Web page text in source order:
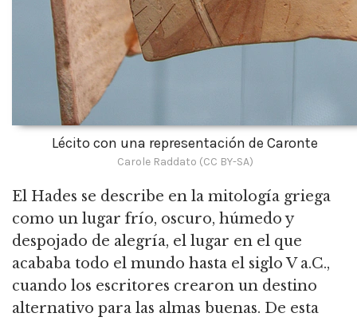
Lécito con una representación de Caronte
Carole Raddato (CC BY-SA)
El Hades se describe en la mitología griega
como un lugar frío, oscuro, húmedo y
despojado de alegría, el lugar en el que
acababa todo el mundo hasta el siglo V a.C.,
cuando los escritores crearon un destino
alternativo para las almas buenas. De esta